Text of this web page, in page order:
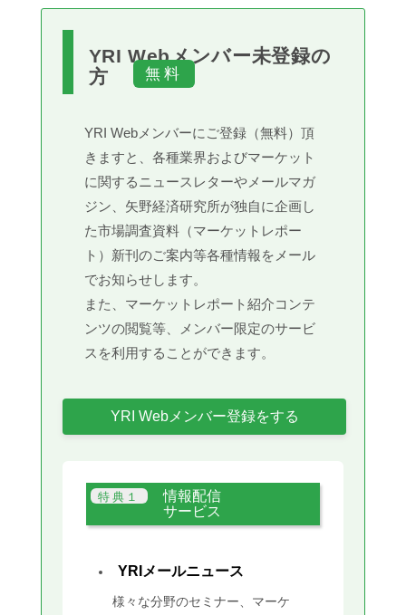
YRI Webメンバー未登録の
方
YRI Webメンバーにご登録（無料）頂
きますと、各種業界およびマーケット
に関するニュースレターやメールマガ
ジン、矢野経済研究所が独自に企画し
た市場調査資料（マーケットレポー
ト）新刊のご案内等各種情報をメール
でお知らせします。
また、マーケットレポート紹介コンテ
ンツの閲覧等、メンバー限定のサービ
スを利用することができます。
YRI Webメンバー登録をする
情報配信
サービス
YRIメールニュース
様々な分野のセミナー、マーケ